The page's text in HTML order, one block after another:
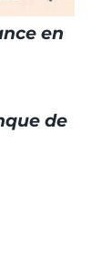
en
de